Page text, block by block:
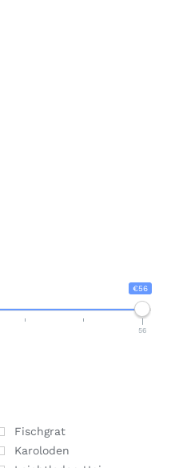
€56
56
Fischgrat
Karoloden